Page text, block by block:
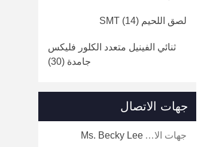
لصق اللحيم SMT (14)
ثنائي الفينيل متعدد الكلور فليكس
جامدة (30)
جهات الاتصال
جهات الاتصال: Ms. Becky Lee